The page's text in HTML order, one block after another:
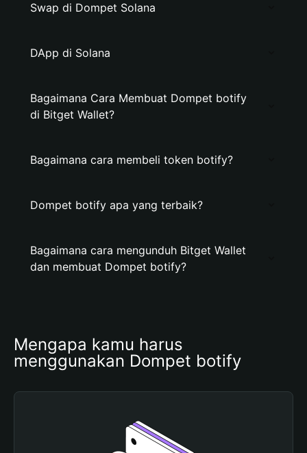
Swap di Dompet Solana
DApp di Solana
Bagaimana Cara Membuat Dompet botify
di Bitget Wallet?
Bagaimana cara membeli token botify?
Dompet botify apa yang terbaik?
Bagaimana cara mengunduh Bitget Wallet
dan membuat Dompet botify?
Mengapa kamu harus
menggunakan Dompet botify